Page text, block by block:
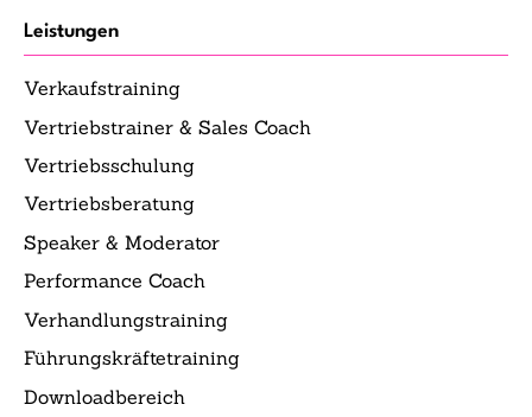
Leistungen
Verkaufstraining
Vertriebstrainer & Sales Coach
Vertriebsschulung
Vertriebsberatung
Speaker & Moderator
Performance Coach
Verhandlungstraining
Führungskräftetraining
Downloadbereich